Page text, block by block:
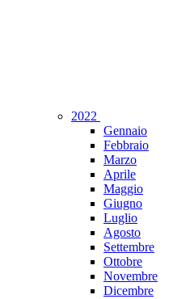
2022
Gennaio
Febbraio
Marzo
Aprile
Maggio
Giugno
Luglio
Agosto
Settembre
Ottobre
Novembre
Dicembre